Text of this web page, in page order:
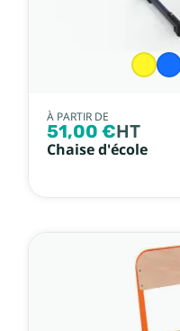
À PARTIR DE
51,00 €HT
Chaise d'école